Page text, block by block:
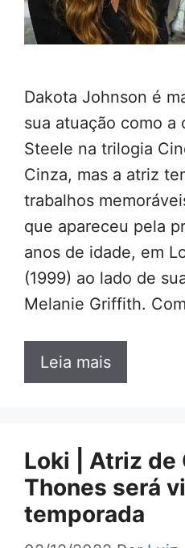
Dakota Johnson é
sua atuação como a
Steele na trilogia
Cinza, mas a atriz
trabalhos
que apareceu pela
anos de idade, em
(1999) ao lado de
Melanie Griffith.
Leia mais
Loki | Atriz de
Thones será
temporada